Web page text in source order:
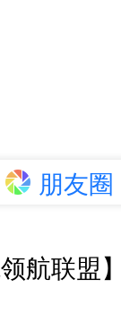
朋友圈
航联盟